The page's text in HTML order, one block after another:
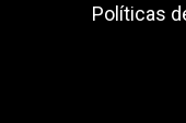
Políticas